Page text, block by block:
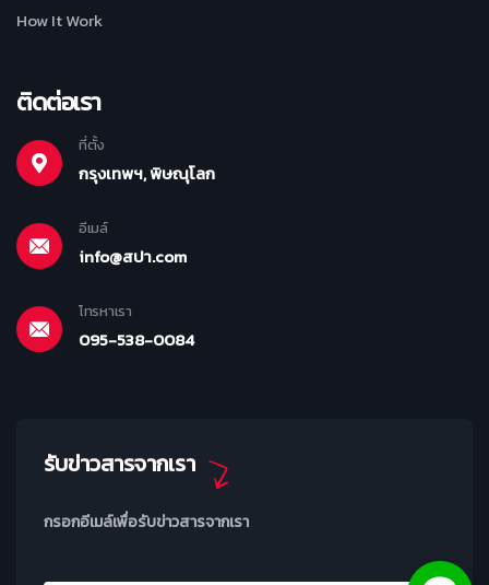
How It Work
ติดต่อเรา
ที่ตั้ง
กรุงเทพฯ, พิษณุโลก
อีเมล์
info@สปา.com
โทรหาเรา
095-538-0084
รับข่าวสารจากเรา
กรอกอีเมล์เพื่อรับข่าวสารจากเรา